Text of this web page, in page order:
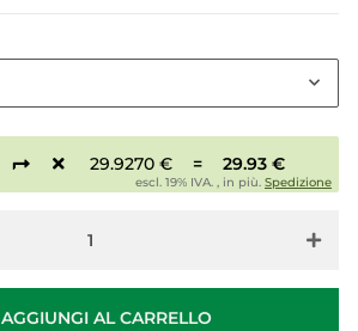
29.9270 € = 29.93 €
escl. 19% IVA. , in più. Spedizione
AGGIUNGI AL CARRELLO